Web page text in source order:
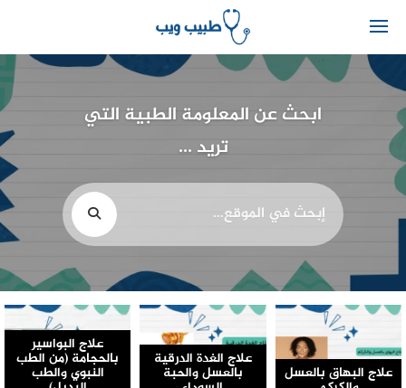
ابحث عن المعلومة الطبية التي
تريد ...